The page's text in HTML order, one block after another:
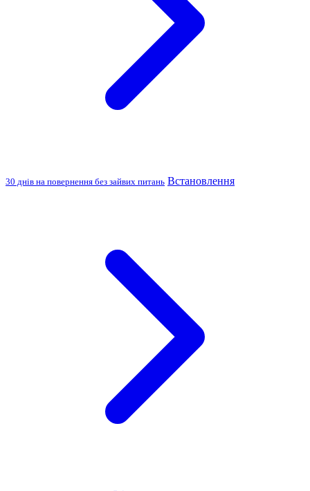
30 днів на повернення без зайвих питань Встановлення